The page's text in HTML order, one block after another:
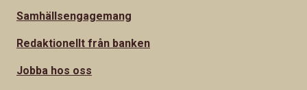
Samhällsengagemang
Redaktionellt från banken
Jobba hos oss